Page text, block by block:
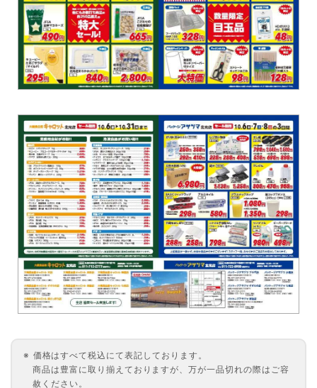
価格はすべて税込にて表記しております。
商品は豊富に取り揃えておりますが、万が一品切れの際はご容
赦ください。